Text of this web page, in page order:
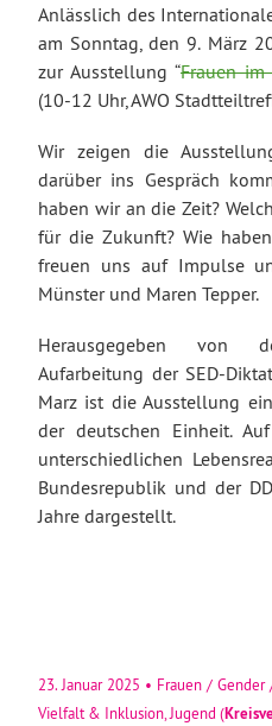
Anlässlich des
am Sonntag, den 9. März
zur Ausstellung “Frauen
(10-12 Uhr, AWO
Wir zeigen die
darüber ins Gespräch
haben wir an die Zeit?
für die Zukunft? Wie
freuen uns auf Impulse
Münster und Maren Tepper.
Herausgegeben von
Aufarbeitung der SED-
Marz ist die Ausstellung
der deutschen Einheit.
unterschiedlichen
Bundesrepublik und der
Jahre dargestellt.
23. Januar 2025 • Frauen /
Vielfalt & Inklusion Jugend (